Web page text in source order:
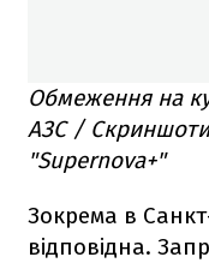
Обмеження на
АЗС / Скриншоти
"Supernova+"
Зокрема в
відповідна.